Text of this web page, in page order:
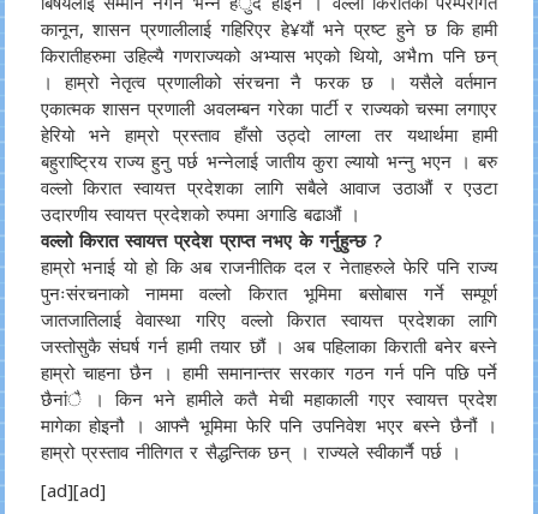
कानून, शासन प्रणालीलाई गहिरिएर हे¥यौं भने प्रष्ट हुने छ कि हामी
किरातीहरुमा उहिल्यै गणराज्यको अभ्यास भएको थियो, अभैm पनि छन्
। हाम्रो नेतृत्व प्रणालीको संरचना नै फरक छ । यसैले वर्तमान
एकात्मक शासन प्रणाली अवलम्बन गरेका पार्टी र राज्यको चस्मा लगाएर
हेरियो भने हाम्रो प्रस्ताव हाँसो उठ्दो लाग्ला तर यथार्थमा हामी
बहुराष्ट्रिय राज्य हुनु पर्छ भन्नेलाई जातीय कुरा ल्यायो भन्नु भएन । बरु
वल्लो किरात स्वायत्त प्रदेशका लागि सबैले आवाज उठाऔं र एउटा
उदारणीय स्वायत्त प्रदेशको रुपमा अगाडि बढाऔं ।
वल्लो किरात स्वायत्त प्रदेश प्राप्त नभए के गर्नुहुन्छ ?
हाम्रो भनाई यो हो कि अब राजनीतिक दल र नेताहरुले फेरि पनि राज्य
पुनःसंरचनाको नाममा वल्लो किरात भूमिमा बसोबास गर्ने सम्पूर्ण
जातजातिलाई वेवास्था गरिए वल्लो किरात स्वायत्त प्रदेशका लागि
जस्तोसुकै संघर्ष गर्न हामी तयार छौं । अब पहिलाका किराती बनेर बस्ने
हाम्रो चाहना छैन । हामी समानान्तर सरकार गठन गर्न पनि पछि पर्ने
छैनांै । किन भने हामीले कतै मेची महाकाली गएर स्वायत्त प्रदेश
मागेका होइनौ । आफ्नै भूमिमा फेरि पनि उपनिवेश भएर बस्ने छैनौं ।
हाम्रो प्रस्ताव नीतिगत र सैद्धन्तिक छन् । राज्यले स्वीकार्नै पर्छ ।
[ad][ad]